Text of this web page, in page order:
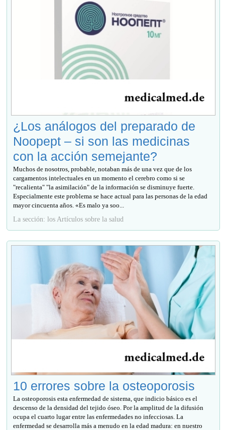
¿Los análogos del preparado de
Noopept – si son las medicinas
con la acción semejante?
Muchos de nosotros, probable, notaban más de una vez que de los
cargamentos intelectuales en un momento el cerebro como si se
"recalienta" "la asimilación" de la información se disminuye fuerte.
Especialmente este problema se hace actual para las personas de la edad
mayor cincuenta años. «Es malo ya soo...
La sección: los Artículos sobre la salud
10 errores sobre la osteoporosis
La osteoporosis esta enfermedad de sistema, que indicio básico es el
descenso de la densidad del tejido óseo. Por la amplitud de la difusión
ocupa el cuarto lugar entre las enfermedades no infecciosas. La
enfermedad se desarrolla más a menudo en la edad madura: en nuestro